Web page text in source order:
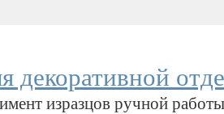
декоративной
изразцов ручной